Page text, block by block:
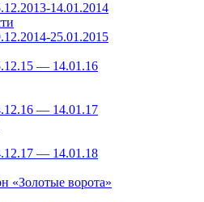
14.01.2014
25.01.2015
— 14.01.16
— 14.01.17
— 14.01.18
«Золотые ворота»